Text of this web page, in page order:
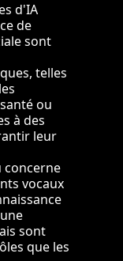
d'IA
de
sont
telles
ou
à des
leur
concerne
vocaux
sont
que les